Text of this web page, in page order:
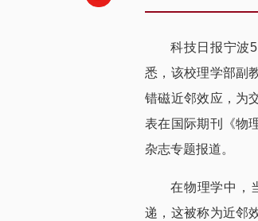
科技日报宁波
悉，该校理学部副
错磁近邻效应，为
表在国际期刊《物
杂志专题报道。
在物理学中，
递，这被称为近邻